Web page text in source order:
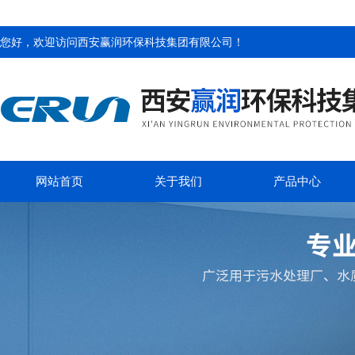
您好，欢迎访问西安赢润环保科技集团有限公司 ！
网站首页 关于我们 产品中心